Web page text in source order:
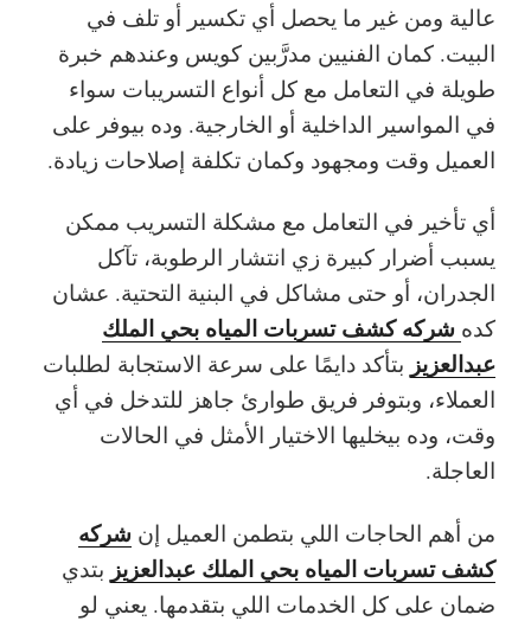
عالية ومن غير ما يحصل أي تكسير أو تلف في
البيت. كمان الفنيين مدرَّبين كويس وعندهم خبرة
طويلة في التعامل مع كل أنواع التسريبات سواء
في المواسير الداخلية أو الخارجية. وده بيوفر على
العميل وقت ومجهود وكمان تكلفة إصلاحات زيادة.
أي تأخير في التعامل مع مشكلة التسريب ممكن
يسبب أضرار كبيرة زي انتشار الرطوبة، تآكل
الجدران، أو حتى مشاكل في البنية التحتية. عشان
كده شركه كشف تسربات المياه بحي الملك
عبدالعزيز بتأكد دايمًا على سرعة الاستجابة لطلبات
العملاء، وبتوفر فريق طوارئ جاهز للتدخل في أي
وقت، وده بيخليها الاختيار الأمثل في الحالات
العاجلة.
من أهم الحاجات اللي بتطمن العميل إن شركه
كشف تسربات المياه بحي الملك عبدالعزيز بتدي
ضمان على كل الخدمات اللي بتقدمها. يعني لو